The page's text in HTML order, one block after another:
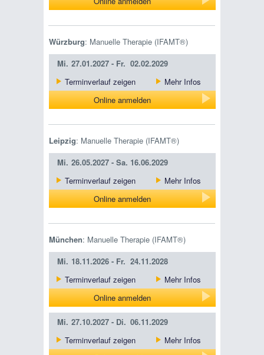
Würzburg: Manuelle Therapie (IFAMT®)
Mi. 27.01.2027 - Fr. 02.02.2029
Terminverlauf zeigen
Mehr Infos
Online anmelden
Leipzig: Manuelle Therapie (IFAMT®)
Mi. 26.05.2027 - Sa. 16.06.2029
Terminverlauf zeigen
Mehr Infos
Online anmelden
München: Manuelle Therapie (IFAMT®)
Mi. 18.11.2026 - Fr. 24.11.2028
Terminverlauf zeigen
Mehr Infos
Online anmelden
Mi. 27.10.2027 - Di. 06.11.2029
Terminverlauf zeigen
Mehr Infos